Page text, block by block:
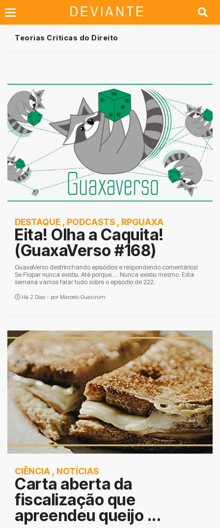
Teorias Críticas do Direito
DESTAQUE , PODCASTS , RPGUAXA
Eita! Olha a Caquita!
(GuaxaVerso #168)
GuaxaVerso destrinchando episódios e respondendo comentários!
Se Flopar nunca existiu. Até porque…. Nunca existiu mesmo. Esta
semana vamos falar tudo sobre o episódio de 222.
Há 2 Dias - por Marcelo Guaxinim
CIÊNCIA , NOTÍCIAS
Carta aberta da
fiscalização que
apreendeu queijo ...